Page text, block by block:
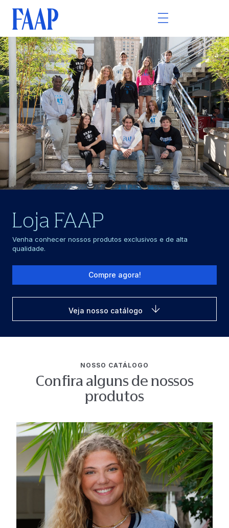
Loja FAAP
Venha conhecer nossos produtos exclusivos e de alta
qualidade.
Compre agora!
Veja nosso catálogo
NOSSO CATÁLOGO
Confira alguns de nossos
produtos